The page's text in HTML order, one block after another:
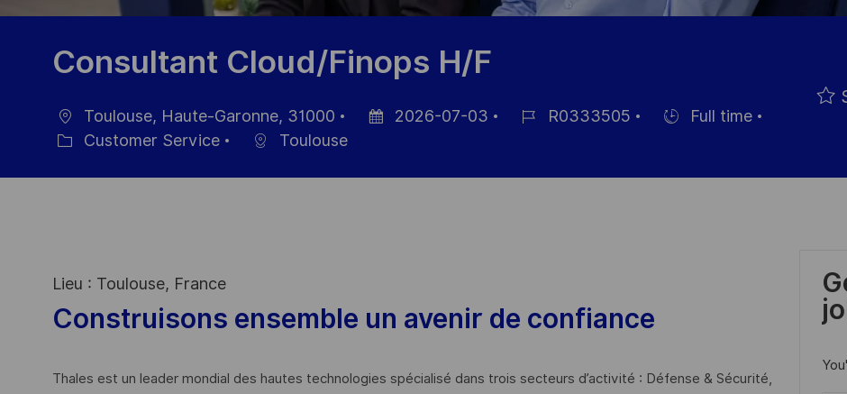
Consultant Cloud/Finops H/F
Ort
Toulouse, Haute-Garonne, 31000
Veröffentlichung
2026-07-03
R0333505
Full time
Customer Service Toulouse
Lieu : Toulouse, France
Construisons ensemble un avenir de confiance
Thales est un leader mondial des hautes technologies spécialisé dans trois secteurs d’activité : Défense & Sécurité,